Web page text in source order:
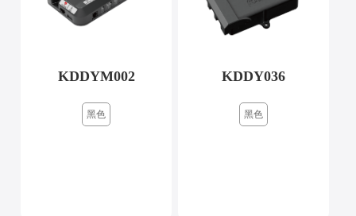
KDDYM002
黑色
KDDY036
黑色